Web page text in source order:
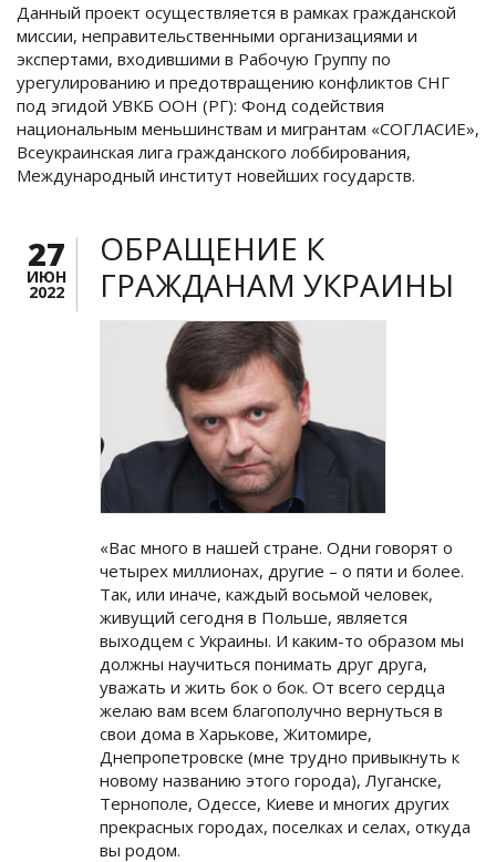
Данный проект осуществляется в рамках гражданской
миссии, неправительственными организациями и
экспертами, входившими в Рабочую Группу по
урегулированию и предотвращению конфликтов СНГ
под эгидой УВКБ ООН (РГ): Фонд содействия
национальным меньшинствам и мигрантам «СОГЛАСИЕ»,
Всеукраинская лига гражданского лоббирования,
Международный институт новейших государств.
27
ИЮН
2022
ОБРАЩЕНИЕ К
ГРАЖДАНАМ УКРАИНЫ
«Вас много в нашей стране. Одни говорят о
четырех миллионах, другие – о пяти и более.
Так, или иначе, каждый восьмой человек,
живущий сегодня в Польше, является
выходцем с Украины. И каким-то образом мы
должны научиться понимать друг друга,
уважать и жить бок о бок. От всего сердца
желаю вам всем благополучно вернуться в
свои дома в Харькове, Житомире,
Днепропетровске (мне трудно привыкнуть к
новому названию этого города), Луганске,
Тернополе, Одессе, Киеве и многих других
прекрасных городах, поселках и селах, откуда
вы родом.